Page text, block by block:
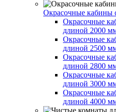
Окрасочные кабины
Окрасочные
длиной 2000
Окрасочные
длиной 2500
Окрасочные
длиной 2800
Окрасочные
длиной 3000
Окрасочные
длиной 4000